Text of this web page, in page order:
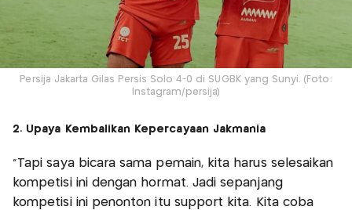
Persija Jakarta Gilas Persis Solo 4-0 di SUGBK yang Sunyi. (Foto:
Instagram/persija)
2. Upaya Kembalikan Kepercayaan Jakmania
"Tapi saya bicara sama pemain, kita harus selesaikan
kompetisi ini dengan hormat. Jadi sepanjang
kompetisi ini penonton itu support kita. Kita coba